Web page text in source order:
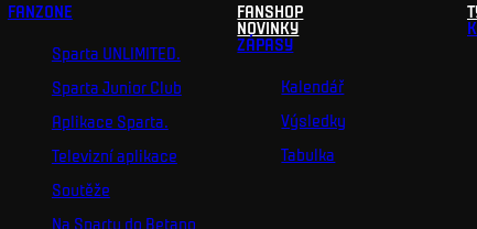
FANZONE
Sparta UNLIMITED.
Sparta Junior Club
Aplikace Sparta.
Televizní aplikace
Soutěže
Na Spartu do Betano
FANSHOP
NOVINKY
ZÁPASY
Kalendář
Výsledky
Tabulka